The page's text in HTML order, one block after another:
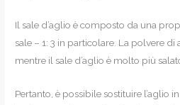
Il sale d’aglio è composto da una
sale – 1: 3 in particolare. La polvere di
mentre il sale d’aglio è molto più
Pertanto, è possibile sostituire l’aglio